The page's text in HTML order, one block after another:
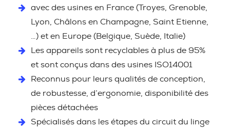
avec des usines en France (Troyes, Grenoble,
Lyon, Châlons en Champagne, Saint Etienne,
…) et en Europe (Belgique, Suède, Italie)
Les appareils sont recyclables à plus de 95%
et sont conçus dans des usines ISO14001
Reconnus pour leurs qualités de conception,
de robustesse, d’ergonomie, disponibilité des
pièces détachées
Spécialisés dans les étapes du circuit du linge